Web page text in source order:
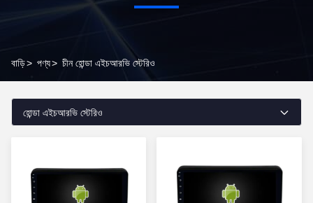
বাড়ি> পণ্য> চীন হোন্ডা এইচআরভি স্টেরিও
হোন্ডা এইচআরভি স্টেরিও